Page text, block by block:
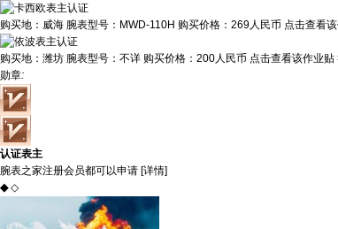
购买地： 威海 腕表型号： MWD-110H 购买价格： 269人民币 点击查看
购买地： 潍坊 腕表型号： 不详 购买价格： 200人民币 点击查看该作业贴
勋章:
认证表主
腕表之家注册会员都可以申请 [详情]
◆ ◇